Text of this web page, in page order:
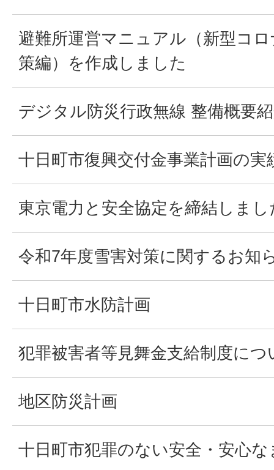
避難所運営マニュアル（新型コ
策編）を作成しました
デジタル防災行政無線 整備概要
十日町市復興交付金事業計画の実
東京電力と安全協定を締結しまし
令和7年度雪害対策に関するお知
十日町市水防計画
犯罪被害者等見舞金支給制度につ
地区防災計画
十日町市犯罪のない安全・安心